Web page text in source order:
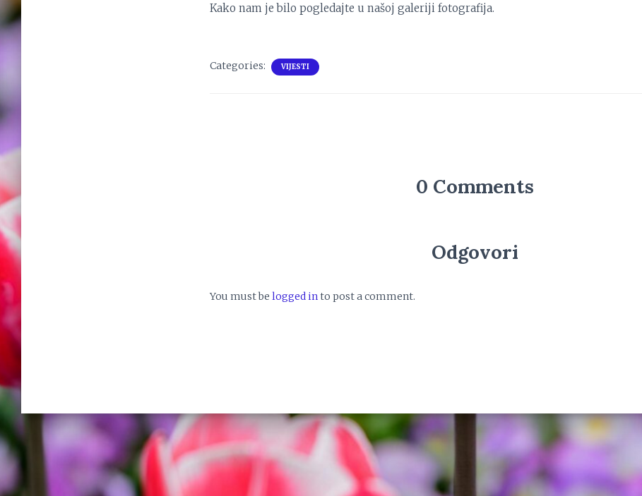
Kako nam je bilo pogledajte u našoj galeriji fotografija.
Categories: VIJESTI
0 Comments
Odgovori
You must be logged into post a comment.